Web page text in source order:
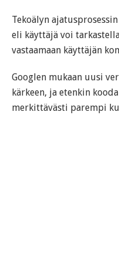
Tekoälyn
eli käyttäjä voi
vastaamaan käyttäjän
Googlen mukaan uusi
kärkeen, ja etenkin
merkittävästi parempi